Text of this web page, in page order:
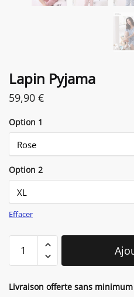
Lapin Pyjama
59,90 €
Option 1
Option 2
Effacer
Pyjama
Livraison offerte sans minimum